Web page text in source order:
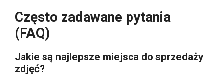
Często zadawane pytania
(FAQ)
Jakie są najlepsze miejsca do sprzedaży
zdjęć?